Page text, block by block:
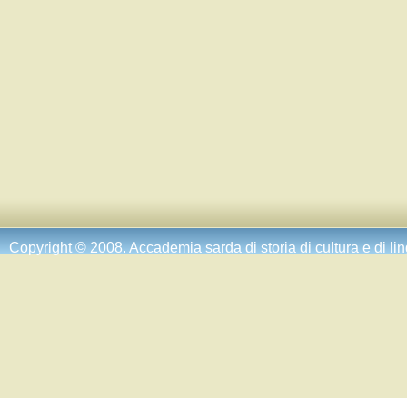
Copyright © 2008.Accademia sarda di storia di cultura e di